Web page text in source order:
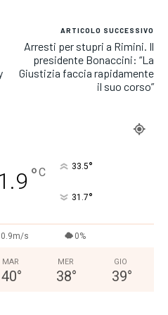
ARTICOLO SUCCESSIVO
Arresti per stupri a Rimini. Il
presidente Bonaccini: “La
Giustizia faccia rapidamente
il suo corso”
°C 33.5°
31.7°
0.9m/s 0%
MAR
40°
MER
38°
GIO
39°